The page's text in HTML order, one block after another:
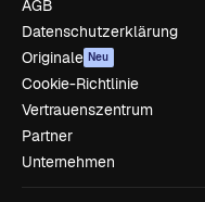
AGB
Datenschutzerklärung
Originale Neu
Cookie-Richtlinie
Vertrauenszentrum
Partner
Unternehmen